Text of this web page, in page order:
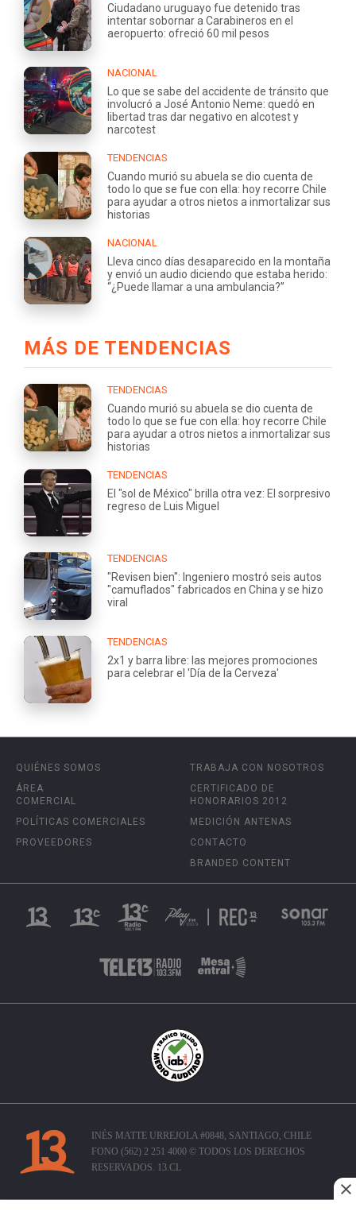
Ciudadano uruguayo fue detenido tras
intentar sobornar a Carabineros en el
aeropuerto: ofreció 60 mil pesos
NACIONAL
Lo que se sabe del accidente de tránsito que
involucró a José Antonio Neme: quedó en
libertad tras dar negativo en alcotest y
narcotest
TENDENCIAS
Cuando murió su abuela se dio cuenta de
todo lo que se fue con ella: hoy recorre Chile
para ayudar a otros nietos a inmortalizar sus
historias
NACIONAL
Lleva cinco días desaparecido en la montaña
y envió un audio diciendo que estaba herido:
“¿Puede llamar a una ambulancia?”
MÁS DE TENDENCIAS
TENDENCIAS
Cuando murió su abuela se dio cuenta de
todo lo que se fue con ella: hoy recorre Chile
para ayudar a otros nietos a inmortalizar sus
historias
TENDENCIAS
El "sol de México" brilla otra vez: El sorpresivo
regreso de Luis Miguel
TENDENCIAS
"Revisen bien": Ingeniero mostró seis autos
"camuflados" fabricados en China y se hizo
viral
TENDENCIAS
2x1 y barra libre: las mejores promociones
para celebrar el 'Día de la Cerveza'
QUIÉNES SOMOS
ÁREA
COMERCIAL
POLÍTICAS COMERCIALES
PROVEEDORES
TRABAJA CON NOSOTROS
CERTIFICADO DE
HONORARIOS 2012
MEDICIÓN ANTENAS
CONTACTO
BRANDED CONTENT
INÉS MATTE URREJOLA #0848, SANTIAGO, CHILE
FONO (562) 2 251 4000 © TODOS LOS DERECHOS
RESERVADOS. 13.CL